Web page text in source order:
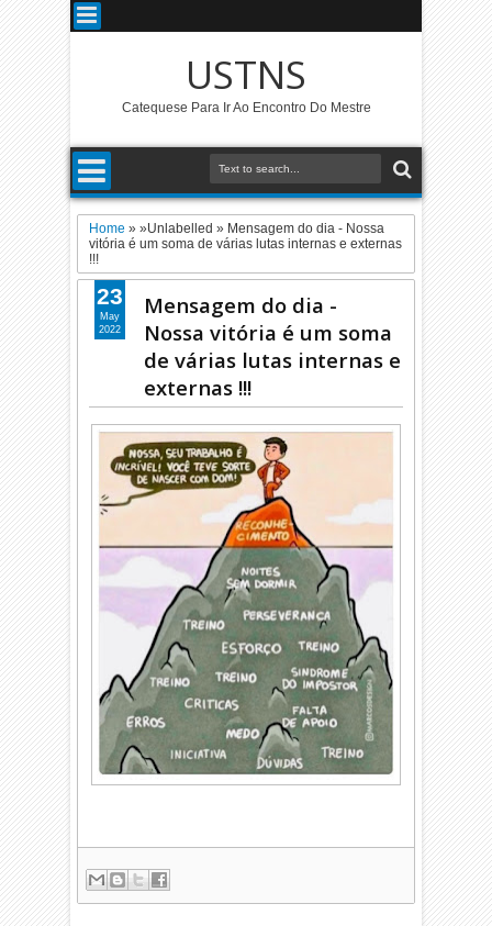
USTNS
Catequese Para Ir Ao Encontro Do Mestre
Home » »Unlabelled » Mensagem do dia - Nossa
vitória é um soma de várias lutas internas e externas
!!!
Mensagem do dia -
Nossa vitória é um soma
de várias lutas internas e
externas !!!
23
May
2022